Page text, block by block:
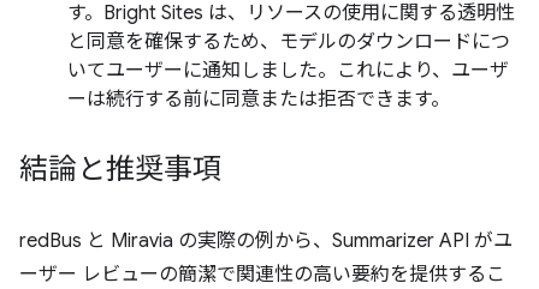
す。Bright Sites は、リソースの使用に関する透明性
と同意を確保するため、モデルのダウンロードにつ
いてユーザーに通知しました。これにより、ユーザ
ーは続行する前に同意または拒否できます。
結論と推奨事項
redBus と Miravia の実際の例から、Summarizer API がユ
ーザー レビューの簡潔で関連性の高い要約を提供するこ